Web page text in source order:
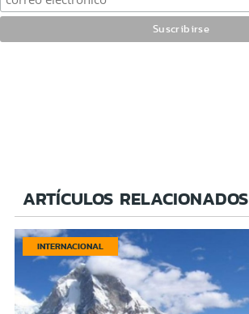
ARTÍCULOS RELACIONADOS
INTERNACIONAL